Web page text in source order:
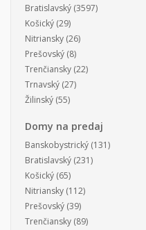
Bratislavský (3597)
Košický (29)
Nitriansky (26)
Prešovský (8)
Trenčiansky (22)
Trnavský (27)
Žilinský (55)
Domy na predaj
Banskobystrický (131)
Bratislavský (231)
Košický (65)
Nitriansky (112)
Prešovský (39)
Trenčiansky (89)